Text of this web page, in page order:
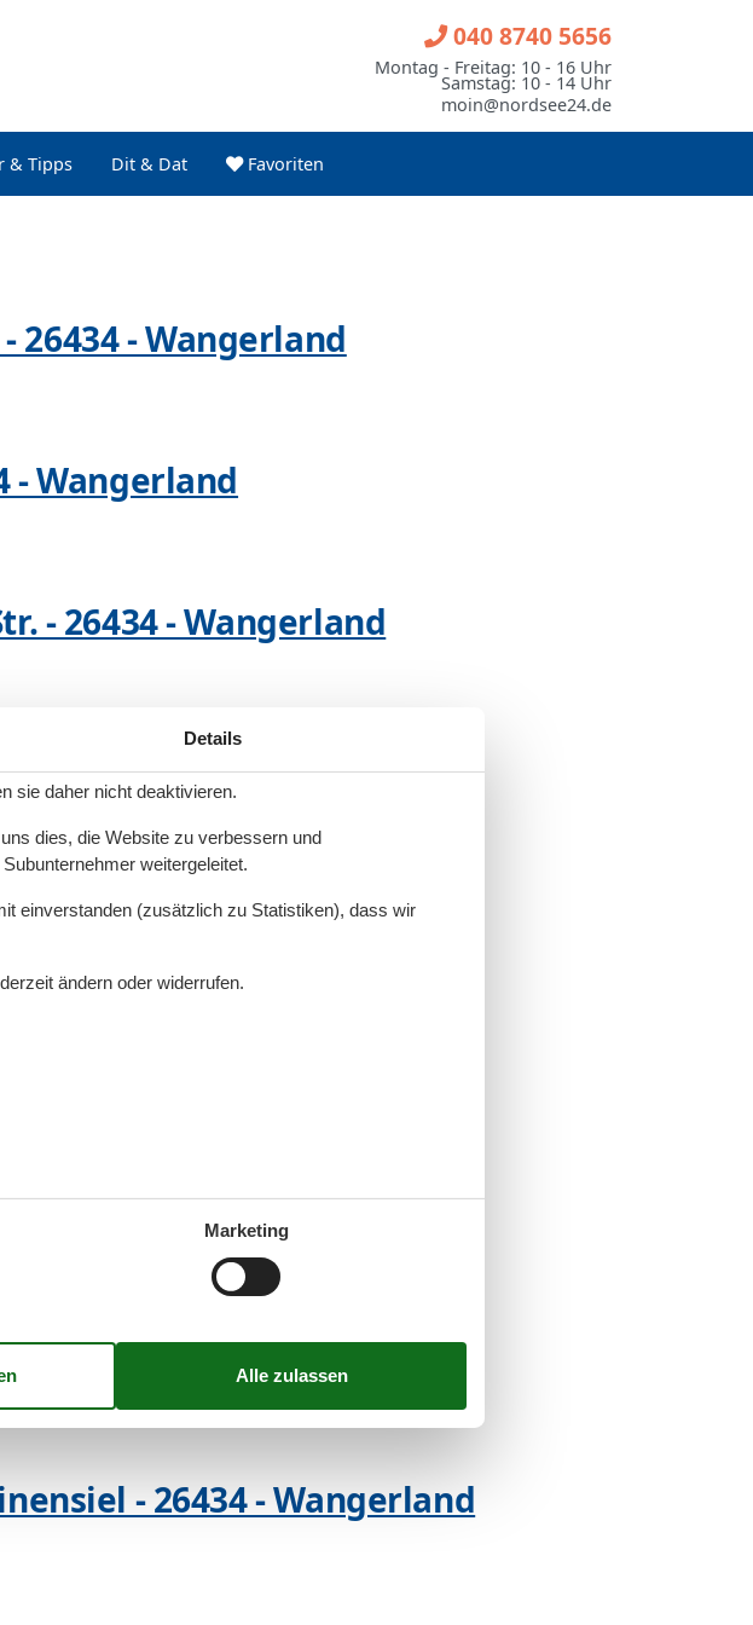
& Tipps Dit & Dat Favoriten
040 8740 5656
Montag - Freitag: 10 - 16 Uhr
Samstag: 10 - 14 Uhr
moin@nordsee24.de
26434 - Wangerland
- Wangerland
- 26434 - Wangerland
- 26434 - Wangerland
- Wangerland
- Wangerland
- Wangerland
- 26434 - Wangerland
Details
sie daher nicht deaktivieren.
dies, die Website zu verbessern und
weitergeleitet.
einverstanden (zusätzlich zu Statistiken), dass wir
ändern oder widerrufen.
Marketing